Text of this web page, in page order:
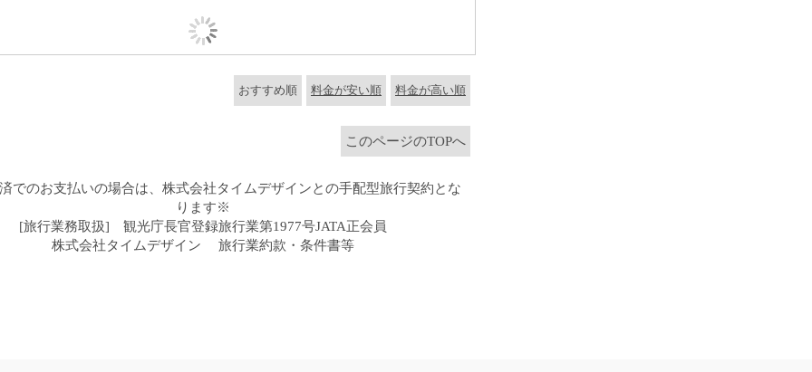
料金が高い順
料金が安い順
おすすめ順
このページのTOPへ
でのお支払いの場合は、株式会社タイムデザインとの手配型旅行契約とな
ります※
[旅行業務取扱] 観光庁長官登録旅行業第1977号JATA正会員
株式会社タイムデザイン 旅行業約款・条件書等